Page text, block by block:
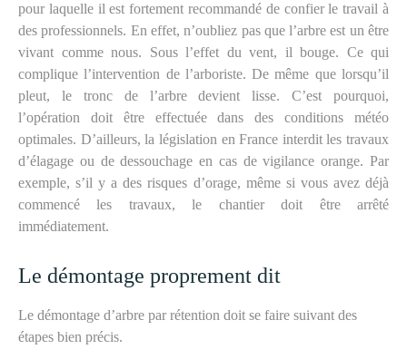
pour laquelle il est fortement recommandé de confier le travail à
des professionnels. En effet, n’oubliez pas que l’arbre est un être
vivant comme nous. Sous l’effet du vent, il bouge. Ce qui
complique l’intervention de l’arboriste. De même que lorsqu’il
pleut, le tronc de l’arbre devient lisse. C’est pourquoi,
l’opération doit être effectuée dans des conditions météo
optimales. D’ailleurs, la législation en France interdit les travaux
d’élagage ou de dessouchage en cas de vigilance orange. Par
exemple, s’il y a des risques d’orage, même si vous avez déjà
commencé les travaux, le chantier doit être arrêté
immédiatement.
Le démontage proprement dit
Le démontage d’arbre par rétention doit se faire suivant des
étapes bien précis.